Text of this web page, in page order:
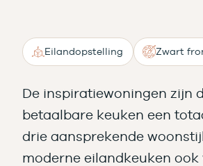
Eilandopstelling Zwart
De inspiratiewoningen zijn
betaalbare keuken een
drie aansprekende
moderne eilandkeuken